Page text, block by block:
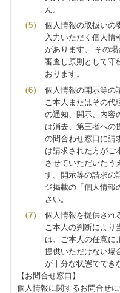
ん。
個人情報の取扱いの
入力いただく個人情
があります。 その
審査し原則として守
おります。
個人情報の開示等の
ご本人またはその代
の通知、開示、内容
は消去、第三者への
の問合わせ窓口に請
は請求された方がご
させていただいたう
す。開示等の請求の
ジ掲載の「個人情報
さい。
個人情報を提供され
ご本人の判断により
は、ご本人の任意に
提供いただけない場
が十分な状態ででき
【お問合せ窓口】
個人情報に関するお問合せ